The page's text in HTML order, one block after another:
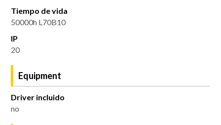
Tiempo de vida
50000h L70B10
IP
20
Equipment
Driver incluido
no